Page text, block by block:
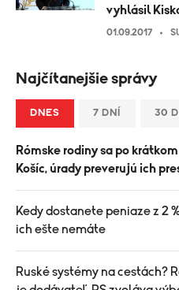
vyhlásil
01.09.2017
Najčítanejšie správy
DNES 7 DNÍ 30
Rómske rodiny sa po
Košíc, úrady preverujú ich
Kedy dostanete peniaze z 2
ich ešte nemáte
Ruské systémy na cestách?